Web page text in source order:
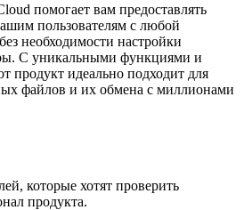
помогает вам предоставлять
пользователям с любой
необходимости настройки
С уникальными функциями и
продукт идеально подходит для
файлов и их обмена с миллионами
которые хотят проверить
продукта.